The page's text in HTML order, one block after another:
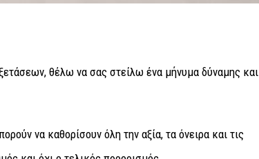
θέλω να σας στείλω ένα μήνυμα δύναμης και
να καθορίσουν όλη την αξία, τα όνειρα και τις